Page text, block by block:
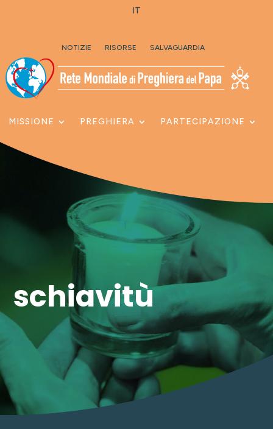
IT
NOTIZIE RISORSE SALVAGUARDIA
MISSIONE PREGHIERA PARTECIPAZIONE
schiavitù